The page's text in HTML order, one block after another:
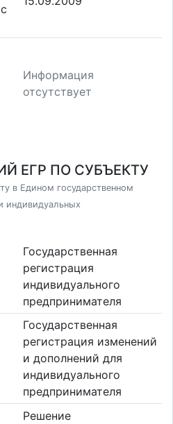
Информация
отсутствует
ЕГР ПО СУБЪЕКТУ
в Едином государственном
индивидуальных
Государственная
регистрация
индивидуального
предпринимателя
Государственная
регистрация изменений
и дополнений для
индивидуального
предпринимателя
Решение